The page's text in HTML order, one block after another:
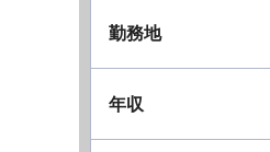
勤務地
年収